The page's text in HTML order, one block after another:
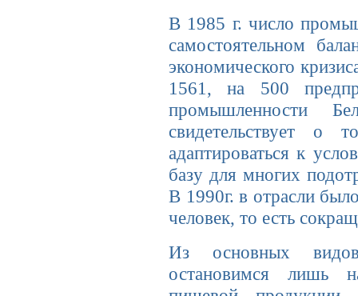
В 1985 г. число
самостоятельном
экономического
1561, на 500
промышленности
свидетельствует о
адаптироваться к
базу для многих
В 1990г. в отрасли
человек, то есть
Из основных
остановимся лишь